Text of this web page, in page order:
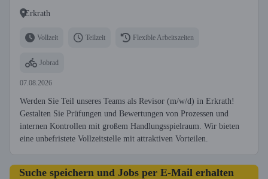
Erkrath
Vollzeit Teilzeit Flexible Arbeitszeiten
Jobrad
07.08.2026
Werden Sie Teil unseres Teams als Revisor (m/w/d) in Erkrath!
Gestalten Sie Prüfungen und Bewertungen von Prozessen und
internen Kontrollen mit großem Handlungsspielraum. Wir bieten
eine unbefristete Vollzeitstelle mit attraktiven Vorteilen.
Suche speichern und Jobs per E-Mail erhalten